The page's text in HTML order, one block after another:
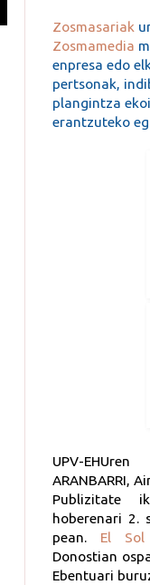
Zosmasariak
Zosmamedia
enpresa edo
pertsonak,
plangintza
erantzuteko
UPV-
ARANBARRI,
Publizitate
hoberenari 2.
pean. El Sol
Donostian
Ebentuari